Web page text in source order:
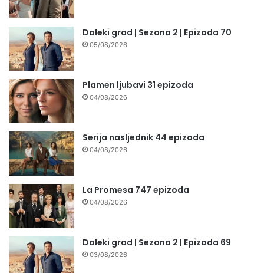
Daleki grad | Sezona 2 | Epizoda 70
05/08/2026
Plamen ljubavi 31 epizoda
04/08/2026
Serija nasljednik 44 epizoda
04/08/2026
La Promesa 747 epizoda
04/08/2026
Daleki grad | Sezona 2 | Epizoda 69
03/08/2026